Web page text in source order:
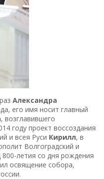
Александра
его имя носит главный
, возглавившего
году проект воссоздания
и всея Руси Кирилл, в
Волгоградский и
800-летия со дня рождения
освящение собора,